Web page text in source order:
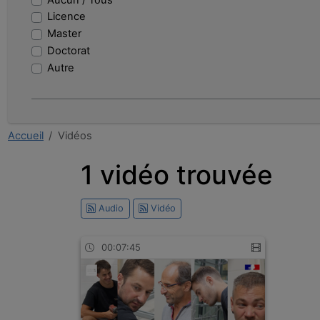
dauphin
de
bilan
professeure
christellecharbonnier
Licence
Master
Doctorat
Autre
Accueil Vidéos
1 vidéo trouvée
Audio Vidéo
00:07:45